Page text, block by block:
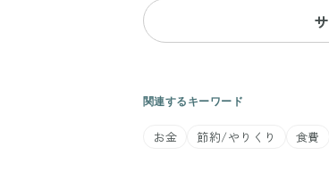
関連するキーワード
お金 節約/やりくり 食費